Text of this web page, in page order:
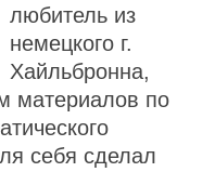
любитель из
немецкого г.
Хайльбронна,
материалов по
себя сделал